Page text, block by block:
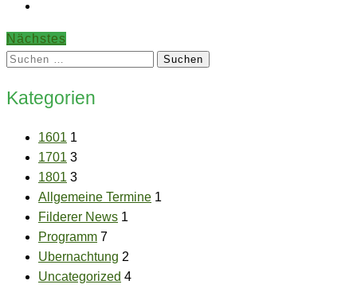
Nächstes
Suchen
Kategorien
1601 1
1701 3
1801 3
Allgemeine Termine 1
Filderer News 1
Programm 7
Ubernachtung 2
Uncategorized 4